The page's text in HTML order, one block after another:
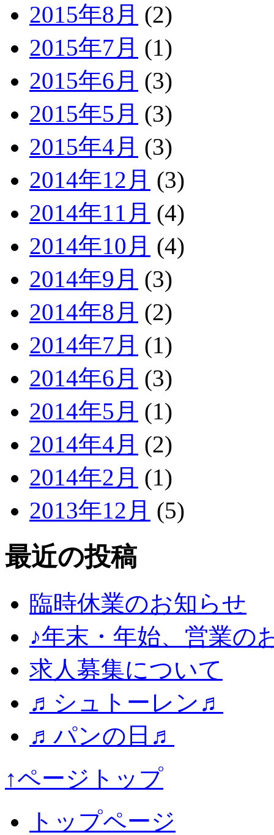
2015年8月 (2)
2015年7月 (1)
2015年6月 (3)
2015年5月 (3)
2015年4月 (3)
2014年12月 (3)
2014年11月 (4)
2014年10月 (4)
2014年9月 (3)
2014年8月 (2)
2014年7月 (1)
2014年6月 (3)
2014年5月 (1)
2014年4月 (2)
2014年2月 (1)
2013年12月 (5)
最近の投稿
臨時休業のお知らせ
♪年末・年始、営業の
求人募集について
♬シュトーレン♬
♬パンの日♬
↑ページトップ
トップページ